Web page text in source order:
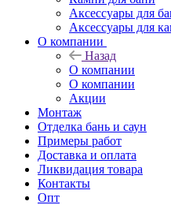
Аксессуары для
Аксессуары для
О компании
Назад
О компании
О компании
Акции
Монтаж
Отделка бань и саун
Примеры работ
Доставка и оплата
Ликвидация товара
Контакты
Опт